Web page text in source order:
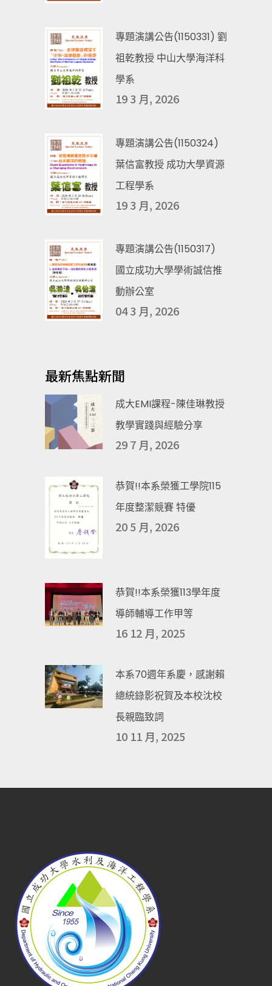
專題演講公告(1150331) 劉
祖乾教授 中山大學海洋科
學系
19 3 月, 2026
專題演講公告(1150324)
葉信富教授 成功大學資源
工程學系
19 3 月, 2026
專題演講公告(1150317)
國立成功大學學術誠信推
動辦公室
04 3 月, 2026
最新焦點新聞
成大EMI課程-陳佳琳教授
教學實踐與經驗分享
29 7 月, 2026
恭賀!!本系榮獲工學院115
年度整潔競賽 特優
20 5 月, 2026
恭賀!!本系榮獲113學年度
導師輔導工作甲等
16 12 月, 2025
本系70週年系慶，感謝賴
總統錄影祝賀及本校沈校
長親臨致詞
10 11 月, 2025